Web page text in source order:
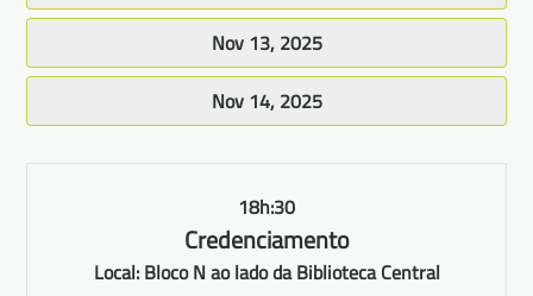
Nov 13, 2025
Nov 14, 2025
18h:30
Credenciamento
Local: Bloco N ao lado da Biblioteca Central